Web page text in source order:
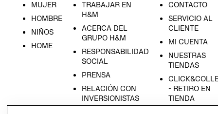
MUJER
HOMBRE
NIÑOS
HOME
TRABAJAR EN
H&M
ACERCA DEL
GRUPO H&M
RESPONSABILIDAD
SOCIAL
PRENSA
RELACIÓN CON
INVERSIONISTAS
CONTACTO
SERVICIO AL
CLIENTE
MI CUENTA
NUESTRAS
TIENDAS
- RETIRO EN
TIENDA